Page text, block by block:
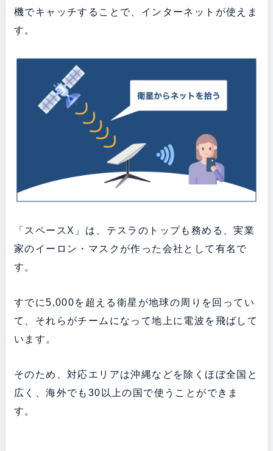
機でキャッチすることで、インターネットが使えま
す。
「スペースX」は、テスラのトップも務める、実業
家のイーロン・マスクが作った会社として有名で
す。
すでに5,000を超える衛星が地球の周りを回ってい
て、それらがチームになって地上に電波を飛ばして
います。
そのため、対応エリアは沖縄などを除くほぼ全国と
広く、海外でも30以上の国で使うことができま
す。